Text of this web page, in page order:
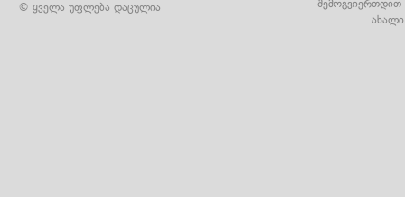
© ყველა უფლება დაცულია
შემოგვიერთდით
ახალი